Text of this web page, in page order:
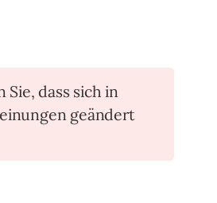
Sie, dass sich in
geändert